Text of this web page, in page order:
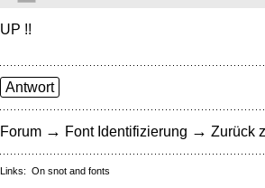
UP !!
Antwort
Forum → Font Identifizierung → Zurück
Links: On snot and fonts